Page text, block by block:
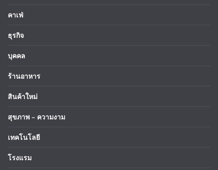
คาเฟ่
ธุรกิจ
บุคคล
ร้านอาหาร
สินค้าใหม่
สุขภาพ – ความงาม
เทคโนโลยี
โรงแรม